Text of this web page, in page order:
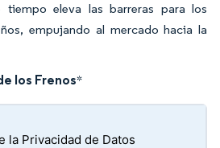
eleva las barreras para los
empujando al mercado hacia la
los Frenos*
la Privacidad de Datos